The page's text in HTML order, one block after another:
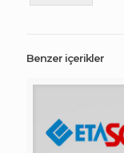
Benzer içerikler